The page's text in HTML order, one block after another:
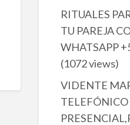
RITUALES
TU PAREJA
WHATSAPP
(1072 views)
VIDENTE
TELEFÓNICO